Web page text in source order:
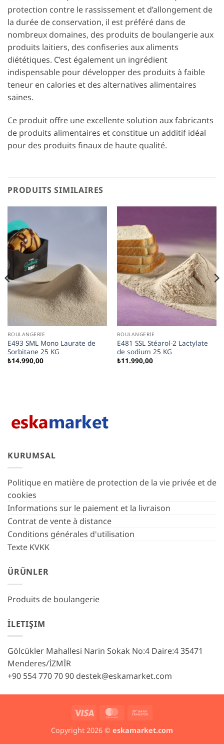
protection contre le rassissement et d’allongement de
la durée de conservation, il est préféré dans de
nombreux domaines, des produits de boulangerie aux
produits laitiers, des confiseries aux aliments
diététiques. C’est également un ingrédient
indispensable pour développer des produits à faible
teneur en calories et des alternatives alimentaires
saines.
Ce produit offre une excellente solution aux fabricants
de produits alimentaires et constitue un additif idéal
pour des produits finaux de haute qualité.
PRODUITS SIMILAIRES
BOULANGERIE
E493 SML Mono Laurate de
Sorbitane 25 KG
₺14.990,00
BOULANGERIE
E481 SSL Stéarol-2 Lactylate
de sodium 25 KG
₺11.990,00
KURUMSAL
Politique en matière de protection de la vie privée et de
cookies
Informations sur le paiement et la livraison
Contrat de vente à distance
Conditions générales d'utilisation
Texte KVKK
ÜRÜNLER
Produits de boulangerie
İLETIŞIM
Gölcükler Mahallesi Narin Sokak No:4 Daire:4 35471
Menderes/İZMİR
+90 554 770 70 90 destek@eskamarket.com
Visa MasterCard
Copyright 2026 © eskamarket.com